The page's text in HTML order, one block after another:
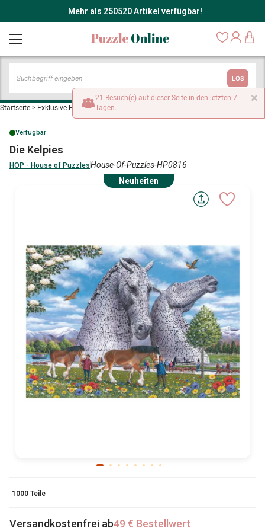
Mehr als 250520 Artikel verfügbar!
LOS
Startseite > Exklusive Puzzle und Zubehör
Verfügbar
Die Kelpies
HOP - House of PuzzlesHouse-Of-Puzzles-HP0816
Neuheiten
1000 Teile
Versandkostenfrei ab49 € Bestellwert
×
21 Besuch(e) auf dieser Seite in den letzten 7
Tagen.